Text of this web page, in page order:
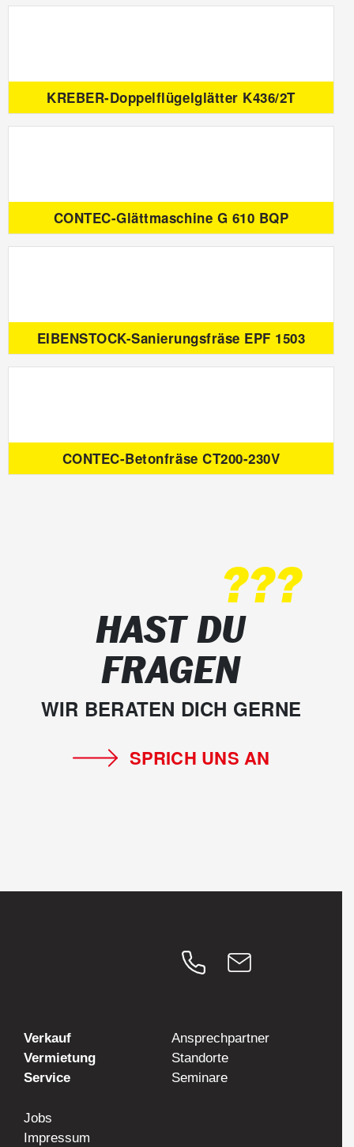
KREBER-Doppelflügelglätter K436/2T
CONTEC-Glättmaschine G 610 BQP
EIBENSTOCK-Sanierungsfräse EPF 1503
CONTEC-Betonfräse CT200-230V
???
HAST DU
FRAGEN
WIR BERATEN DICH GERNE
SPRICH UNS AN
Verkauf
Vermietung
Service
Ansprechpartner
Standorte
Seminare
Jobs
Impressum